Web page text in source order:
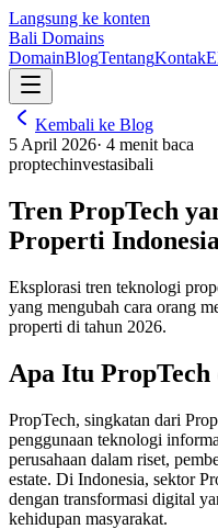
Langsung ke konten
Bali Domains
DomainBlogTentangKontak
Kembali ke Blog
5 April 2026· 4 menit baca
proptechinvestasibali
Tren PropTech
Properti Indonesia
Eksplorasi tren teknologi
yang mengubah cara orang
properti di tahun 2026.
Apa Itu PropTech
PropTech, singkatan dari
penggunaan teknologi
perusahaan dalam riset,
estate. Di Indonesia, sektor
dengan transformasi digital
kehidupan masyarakat.